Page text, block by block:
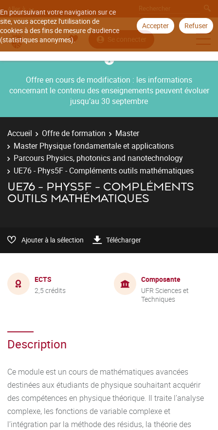
En poursuivant votre navigation sur ce
site, vous acceptez l'utilisation de
cookies à des fins de mesure d'audience
(statistiques anonymes).
Accepter Refuser
Aller à
Se connecter
Offre en cours de modification : les informations
concernant le contenu des enseignements peuvent évoluer
jusqu’au 30 septembre
Accueil Offre de formation
Master
Master Physique fondamentale et applications
Parcours Physics, photonics and nanotechnology
UE76 - Phys5F - Compléments outils mathématiques
UE76 - PHYS5F - COMPLÉMENTS
OUTILS MATHÉMATIQUES
Ajouter à la sélection Télécharger
ECTS
2,5 crédits
Composante
UFR Sciences et
Techniques
Description
Ce module est un cours de mathématiques avancées
destinées aux étudiants de physique souhaitant acquérir
des compétences en physique théorique. Il traite l’analyse
complexe, les fonctions de variable complexe et
l’intégration par la méthode des résidus, la théorie des